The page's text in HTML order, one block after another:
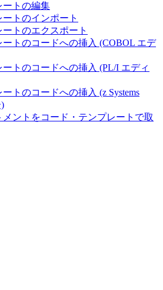
ートの編集
トのインポート
トのエクスポート
ートのコードへの挿入 (COBOL エデ
トのコードへの挿入 (PL/I エディ
トのコードへの挿入 (z Systems
ントをコード・テンプレートで取